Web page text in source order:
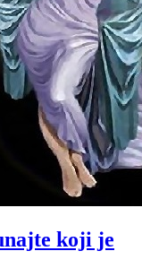
koji je